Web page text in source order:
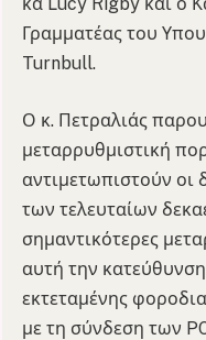
Γραμματέας του
Turnbull.
Ο κ. Πετραλιάς
μεταρρυθμιστική
αντιμετωπιστούν οι
των τελευταίων
σημαντικότερες
αυτή την
εκτεταμένης
με τη σύνδεση των